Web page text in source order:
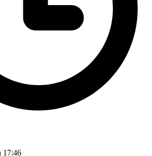
17:46